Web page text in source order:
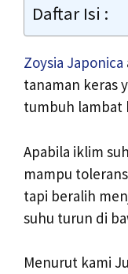
Daftar Isi :
Zoysia Japonica
tanaman keras
tumbuh lambat
Apabila iklim
mampu
tapi beralih
suhu turun di
Menurut kami